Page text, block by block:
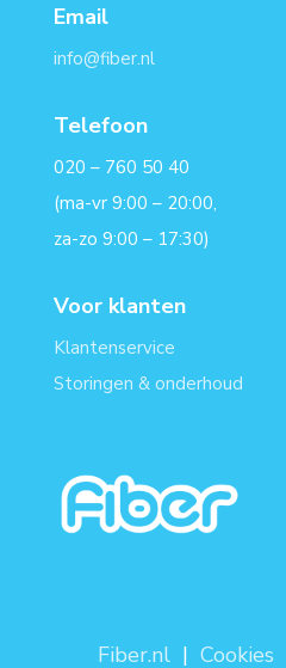
Email
info@fiber.nl
Telefoon
020 – 760 50 40
(ma-vr 9:00 – 20:00,
za-zo 9:00 – 17:30)
Voor klanten
Klantenservice
Storingen & onderhoud
Fiber.nl |Cookies